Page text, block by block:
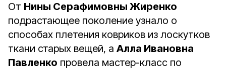
От Нины Серафимовны Жиренко
подрастающее поколение узнало о
способах плетения ковриков из лоскутков
ткани старых вещей, а Алла Ивановна
Павленко провела мастер-класс по